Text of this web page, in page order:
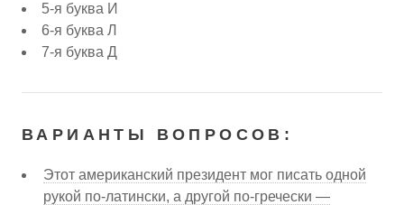
5-я буква И
6-я буква Л
7-я буква Д
ВАРИАНТЫ ВОПРОСОВ:
Этот американский президент мог писать одной
рукой по-латински, а другой по-гречески —